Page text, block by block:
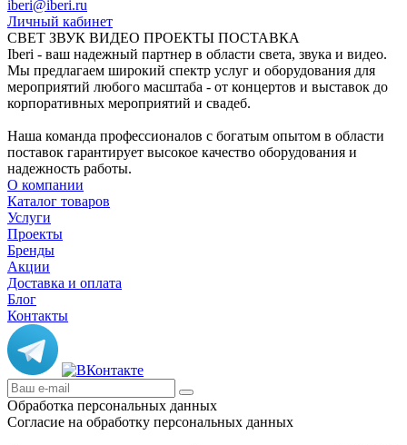
iberi@iberi.ru
Личный кабинет
СВЕТ ЗВУК ВИДЕО ПРОЕКТЫ ПОСТАВКА
Iberi - ваш надежный партнер в области света, звука и видео.
Мы предлагаем широкий спектр услуг и оборудования для
мероприятий любого масштаба - от концертов и выставок до
корпоративных мероприятий и свадеб.
Наша команда профессионалов с богатым опытом в области
поставок гарантирует высокое качество оборудования и
надежность работы.
О компании
Каталог товаров
Услуги
Проекты
Бренды
Акции
Доставка и оплата
Блог
Контакты
Обработка персональных данных
Согласие на обработку персональных данных